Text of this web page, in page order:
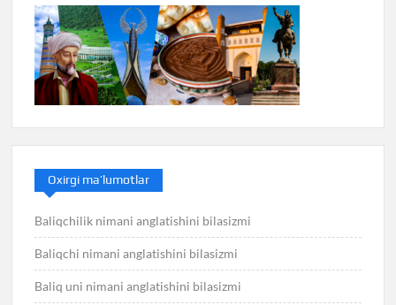
Oxirgi ma’lumotlar
Baliqchilik nimani anglatishini bilasizmi
Baliqchi nimani anglatishini bilasizmi
Baliq uni nimani anglatishini bilasizmi